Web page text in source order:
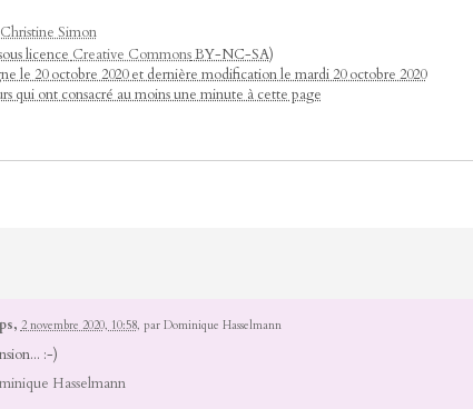
Christine Simon
licence Creative CommonsBY-NC-SA)
le 20 octobre 2020 et dernière modification le mardi 20 octobre 2020
qui ont consacré au moins une minute à cette page
2 novembre 2020, 10:58, par Dominique Hasselmann
:-)
Hasselmann